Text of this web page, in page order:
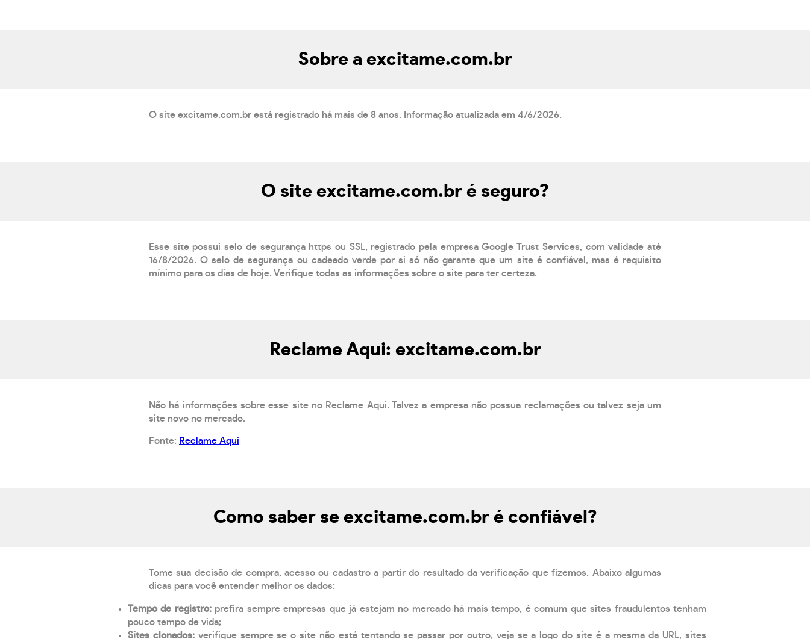
Sobre a excitame.com.br
O site excitame.com.br está registrado há mais de 8 anos. Informação atualizada em 4/6/2026.
O site excitame.com.br é seguro?
Esse site possui selo de segurança https ou SSL, registrado pela empresa Google Trust Services, com validade até
16/8/2026. O selo de segurança ou cadeado verde por si só não garante que um site é confiável, mas é requisito
mínimo para os dias de hoje. Verifique todas as informações sobre o site para ter certeza.
Reclame Aqui: excitame.com.br
Não há informações sobre esse site no Reclame Aqui. Talvez a empresa não possua reclamações ou talvez seja um
site novo no mercado.
Fonte: Reclame Aqui
Como saber se excitame.com.br é confiável?
Tome sua decisão de compra, acesso ou cadastro a partir do resultado da verificação que fizemos. Abaixo algumas
dicas para você entender melhor os dados:
Tempo de registro: prefira sempre empresas que já estejam no mercado há mais tempo, é comum que sites fraudulentos tenham
pouco tempo de vida;
Sites clonados: verifique sempre se o site não está tentando se passar por outro, veja se a logo do site é a mesma da URL, sites